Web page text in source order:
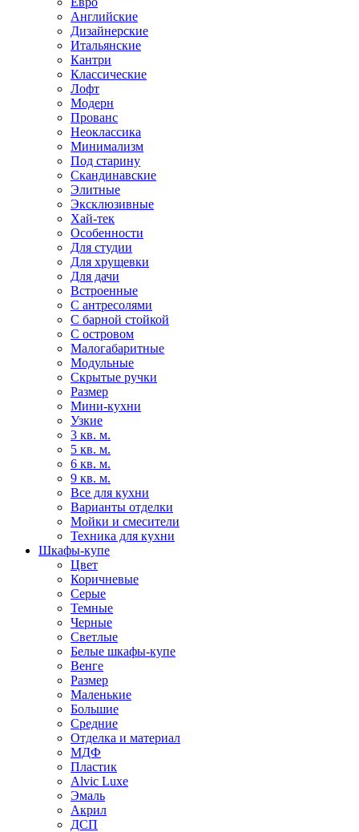
Английские
Дизайнерские
Итальянские
Кантри
Классические
Лофт
Модерн
Прованс
Неоклассика
Минимализм
Под старину
Скандинавские
Элитные
Эксклюзивные
Хай-тек
Особенности
Для студии
Для хрущевки
Для дачи
Встроенные
С антресолями
С барной стойкой
С островом
Малогабаритные
Модульные
Скрытые ручки
Размер
Мини-кухни
Узкие
3 кв. м.
5 кв. м.
6 кв. м.
9 кв. м.
Все для кухни
Варианты отделки
Мойки и смесители
Техника для кухни
Шкафы-купе
Цвет
Коричневые
Серые
Темные
Черные
Светлые
Белые шкафы-купе
Венге
Размер
Маленькие
Большие
Средние
Отделка и материал
МДФ
Пластик
Alvic Luxe
Эмаль
Акрил
ДСП